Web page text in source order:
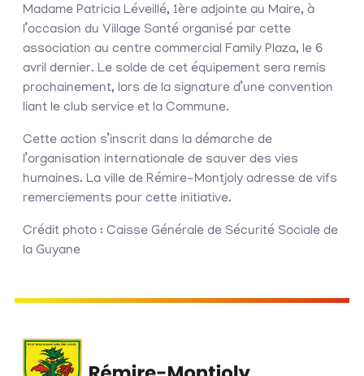
Madame Patricia Léveillé, 1ère adjointe au Maire, à
l’occasion du Village Santé organisé par cette
association au centre commercial Family Plaza, le 6
avril dernier. Le solde de cet équipement sera remis
prochainement, lors de la signature d’une convention
liant le club service et la Commune.
Cette action s’inscrit dans la démarche de
l’organisation internationale de sauver des vies
humaines. La ville de Rémire-Montjoly adresse de vifs
remerciements pour cette initiative.
Crédit photo : Caisse Générale de Sécurité Sociale de
la Guyane